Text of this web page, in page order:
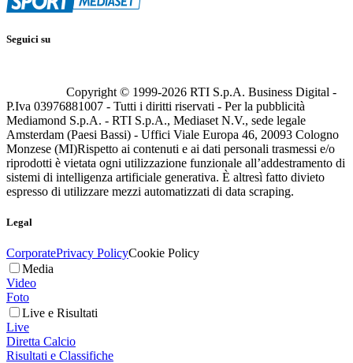
Seguici su
Copyright © 1999-2026 RTI S.p.A. Business Digital -
P.Iva 03976881007 - Tutti i diritti riservati - Per la pubblicità
Mediamond S.p.A. - RTI S.p.A., Mediaset N.V., sede legale
Amsterdam (Paesi Bassi) - Uffici Viale Europa 46, 20093 Cologno
Monzese (MI)Rispetto ai contenuti e ai dati personali trasmessi e/o
riprodotti è vietata ogni utilizzazione funzionale all’addestramento di
sistemi di intelligenza artificiale generativa. È altresì fatto divieto
espresso di utilizzare mezzi automatizzati di data scraping.
Legal
CorporatePrivacy PolicyCookie Policy
Media
Video
Foto
Live e Risultati
Live
Diretta Calcio
Risultati e Classifiche